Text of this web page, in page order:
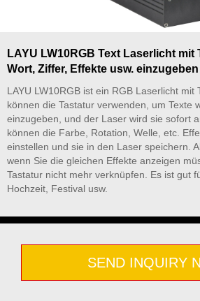
LAYU LW10RGB Text Laserlicht mit
Wort, Ziffer, Effekte usw. einzugeben
LAYU LW10RGB ist ein RGB Laserlicht mit
können die Tastatur verwenden, um Texte
einzugeben, und der Laser wird sie sofort
können die Farbe, Rotation, Welle, etc.
einstellen und sie in den Laser speichern.
wenn Sie die gleichen Effekte anzeigen
Tastatur nicht mehr verknüpfen. Es ist gut
Hochzeit, Festival usw.
SEND INQUIRY